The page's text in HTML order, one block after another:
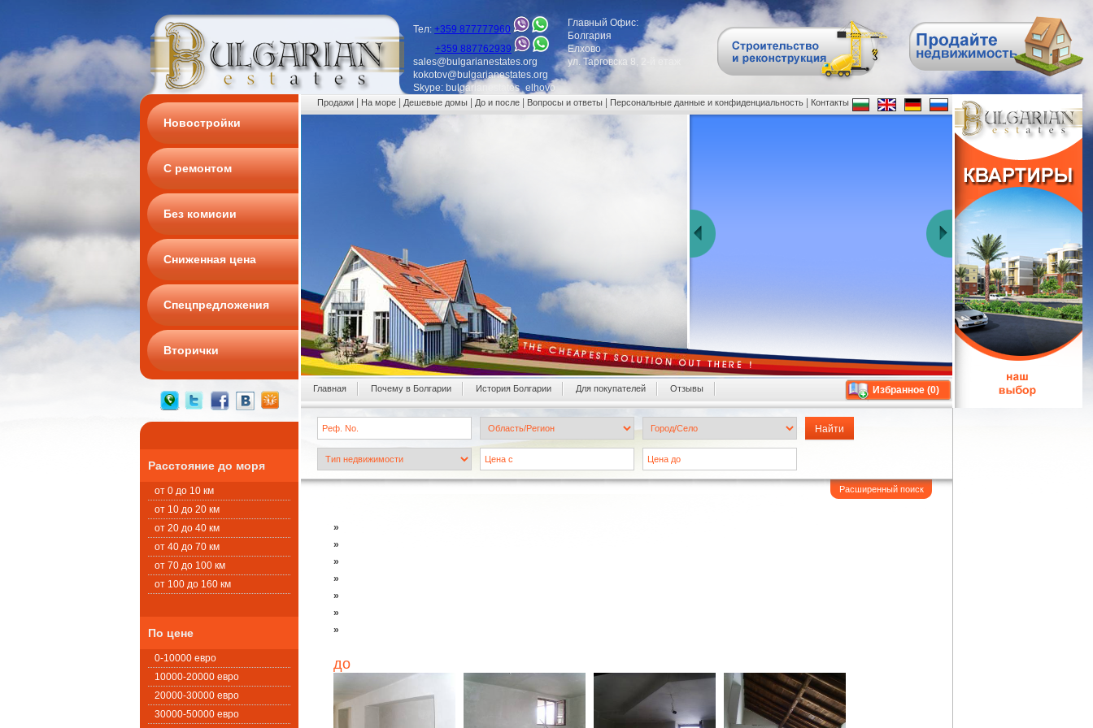
Тел: +359 877777960
+359 887762939
sales@bulgarianestates.org
kokotov@bulgarianestates.org
Skype: bulgarianestates_elhovo
Главный Офис:
Болгария
Елхово
ул. Тарговска 8, 2-й етаж
Новостройки
С ремонтом
Без комисии
Сниженная цена
Спецпредложения
Вторички
Расстояние до моря
от 0 до 10 км
от 10 до 20 км
от 20 до 40 км
от 40 до 70 км
от 70 до 100 км
от 100 до 160 км
По цене
0-10000 евро
10000-20000 евро
20000-30000 евро
30000-50000 евро
Продажи На море Дешевые домы До и после Вопросы и ответы Персональные данные и конфиденциальность Контакты
Главная Почему в Болгарии История Болгарии Для покупателей Oтзывы Избранное (0)
Расширенный поиск
»
»
»
»
»
»
»
до